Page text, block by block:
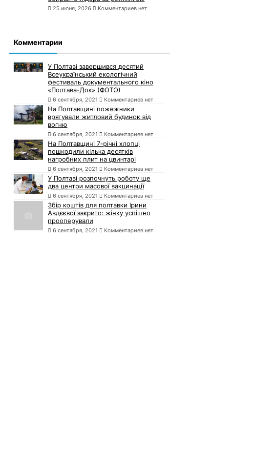
25 июня, 2026 Комментариев нет
Комментарии
У Полтаві завершився десятий
Всеукраїнський екологічний
фестиваль документального кіно
«Полтава-Док» (ФОТО)
6 сентября, 2021 Комментариев нет
На Полтавщині пожежники
врятували житловий будинок від
вогню
6 сентября, 2021 Комментариев нет
На Полтавщині 7-річні хлопці
пошкодили кілька десятків
нагробних плит на цвинтарі
6 сентября, 2021 Комментариев нет
У Полтаві розпочнуть роботу ще
два центри масової вакцинації
6 сентября, 2021 Комментариев нет
Збір коштів для полтавки Ірини
Авдєєвої закрито: жінку успішно
прооперували
6 сентября, 2021 Комментариев нет